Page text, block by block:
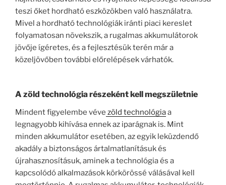
teszi őket hordható eszközökben való használatra.
Mivel a hordható technológiák iránti piaci kereslet
folyamatosan növekszik, a rugalmas akkumulátorok
jövője ígéretes, és a fejlesztésük terén már a
közeljövőben további előrelépések várhatók.
A zöld technológia részeként kell megszületnie
Mindent figyelembe véve zöld technológiaa
legnagyobb kihívása ennek az iparágnak is. Mint
minden akkumulátor esetében, az egyik leküzdendő
akadály a biztonságos ártalmatlanításuk és
újrahasznosításuk, aminek a technológia és a
kapcsolódó alkalmazások körkörössé válásával kell